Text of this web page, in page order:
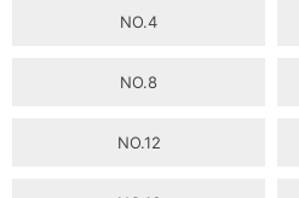
NO.4
NO.8
NO.12